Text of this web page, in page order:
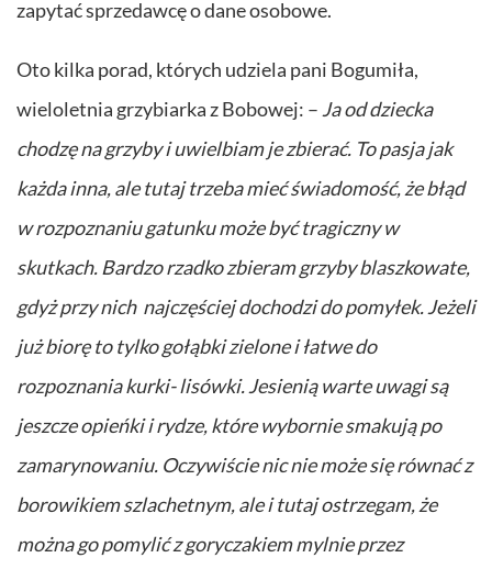
zapytać sprzedawcę o dane osobowe.
Oto kilka porad, których udziela pani Bogumiła,
wieloletnia grzybiarka z Bobowej: – Ja od dziecka
chodzę na grzyby i uwielbiam je zbierać. To pasja jak
każda inna, ale tutaj trzeba mieć świadomość, że błąd
w rozpoznaniu gatunku może być tragiczny w
skutkach. Bardzo rzadko zbieram grzyby blaszkowate,
gdyż przy nich najczęściej dochodzi do pomyłek. Jeżeli
już biorę to tylko gołąbki zielone i łatwe do
rozpoznania kurki- lisówki. Jesienią warte uwagi są
jeszcze opieńki i rydze, które wybornie smakują po
zamarynowaniu. Oczywiście nic nie może się równać z
borowikiem szlachetnym, ale i tutaj ostrzegam, że
można go pomylić z goryczakiem mylnie przez